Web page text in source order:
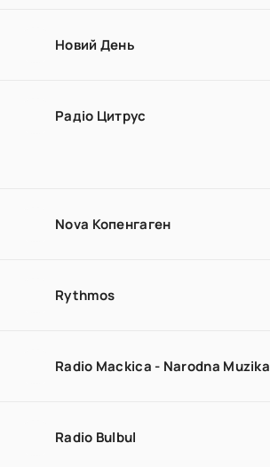
Новий День
Радіо Цитрус
Nova Копенгаген
Rythmos
Radio Mackica - Narodna Muzika
Radio Bulbul